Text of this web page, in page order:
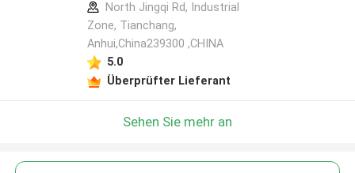
North Jingqi Rd, Industrial
Zone, Tianchang,
Anhui,China239300 ,CHINA
5.0
Überprüfter Lieferant
Sehen Sie mehr an